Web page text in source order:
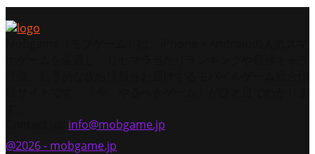
info@mobgame.jp
@2026 - mobgame.jp